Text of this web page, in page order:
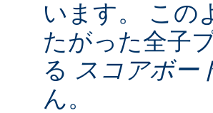
います。 この
たがった全子
る スコアボー
ん。